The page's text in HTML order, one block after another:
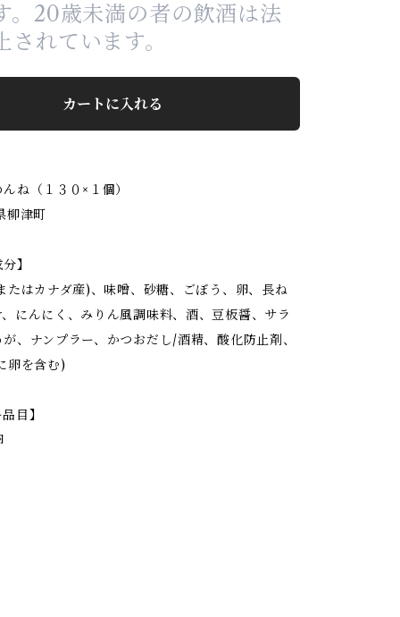
。20歳未満の者の飲酒は法
されています。
カートに入れる
ね（１３０×１個）
柳津町
】
たはカナダ産)、味噌、砂糖、ごぼう、卵、長ね
にんにく、みりん風調味料、酒、豆板醤、サラ
、ナンプラー、かつおだし/酒精、酸化防止剤、
卵を含む)
目】